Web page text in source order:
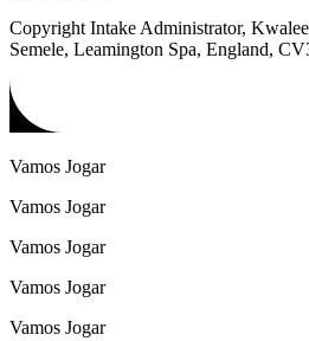
Copyright Intake Administrator,
Semele, Leamington Spa, England,
Vamos Jogar
Vamos Jogar
Vamos Jogar
Vamos Jogar
Vamos Jogar